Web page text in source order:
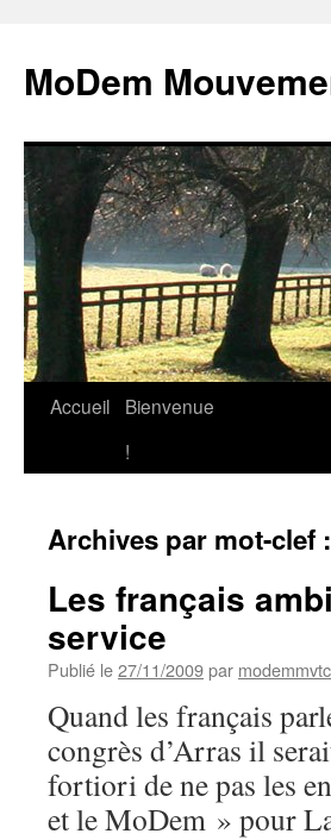
MoDem
Aller
Accueil
Bienvenue
!
Archives par mot-clef :
Les français
service
Publié le27/11/2009par
Quand les français
congrès d’Arras il
fortiori de ne pas les
et le MoDem » pour